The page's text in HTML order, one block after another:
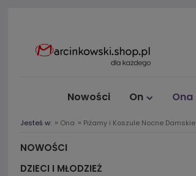
Nowości On Ona
Jesteś w: » Ona » Piżamy i Koszule Nocne Damskie
NOWOŚCI
DZIECI I MŁODZIEŻ